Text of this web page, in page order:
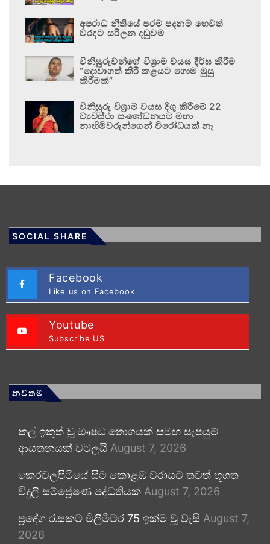
අපරාධ නීතියේ පරම පදනම හෙවත්
වරදට සරිලන දඬුවම
විනිසුරුවන්ගේ විශ්‍රාම වයස දීර්ඝ කිරීම
“දොවාගත් කිරි කළයට ගොම මුසු
කිරීමක්”
විනිසුරු විශ්‍රාම වයස දිගු කිරීමේ 22
ව්‍යවස්ථා සංශෝධනයට මහා
නාහිමිවරුන්ගෙන් විරෝධයක් නෑ
SOCIAL SHARE
Facebook
Like us on Facebook
Youtube
Subscribe US
නවතම
කල් ඉකුත් වූ ඖෂධ තොගයක් සමඟ සැපයුම්
ආයතනයක් වටලයි August 7, 2026
කෙරවලපිටියේ සිට කොළඹ වරායට තවත් භූගත
විදුලි සම්ප්‍රේෂණ පද්ධතියක් August 7, 2026
ප්‍රදේශ රැසකට මිලිමීටර 75 ඉක්ම වූ වැසි August 7,
2026